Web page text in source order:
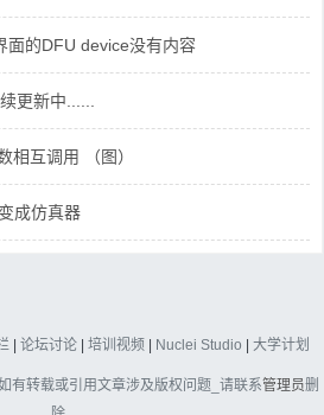
面的DFU device没有内容
更新中......
相互调用 （图）
成仿真器
| 论坛讨论 | 培训视频 | Nuclei Studio | 大学计划
有转载或引用文章涉及版权问题_请联系管理员删